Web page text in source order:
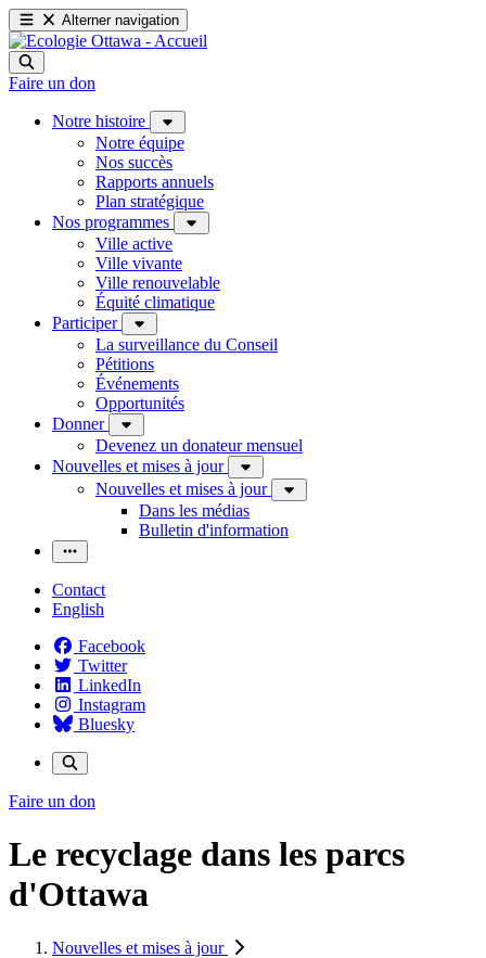
Alterner navigation
Faire un don
Notre histoire
Notre équipe
Nos succès
Rapports annuels
Plan stratégique
Nos programmes
Ville active
Ville vivante
Ville renouvelable
Équité climatique
Participer
La surveillance du Conseil
Pétitions
Événements
Opportunités
Donner
Devenez un donateur mensuel
Nouvelles et mises à jour
Nouvelles et mises à jour
Dans les médias
Bulletin d'information
Contact
English
Facebook
Twitter
LinkedIn
Instagram
Bluesky
Faire un don
Le recyclage dans les parcs
d'Ottawa
Nouvelles et mises à jour